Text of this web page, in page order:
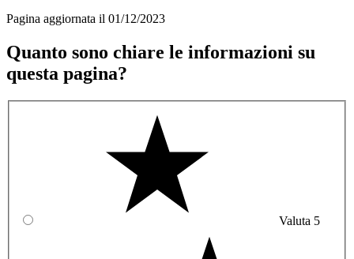
Pagina aggiornata il 01/12/2023
Quanto sono chiare le informazioni su
questa pagina?
Valuta 5